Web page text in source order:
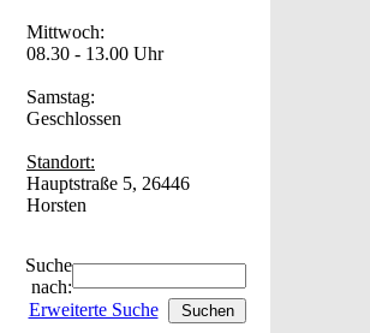
Mittwoch:
08.30 - 13.00 Uhr
Samstag:
Geschlossen
Standort:
Hauptstraße 5, 26446
Horsten
Suche
nach:
Erweiterte Suche